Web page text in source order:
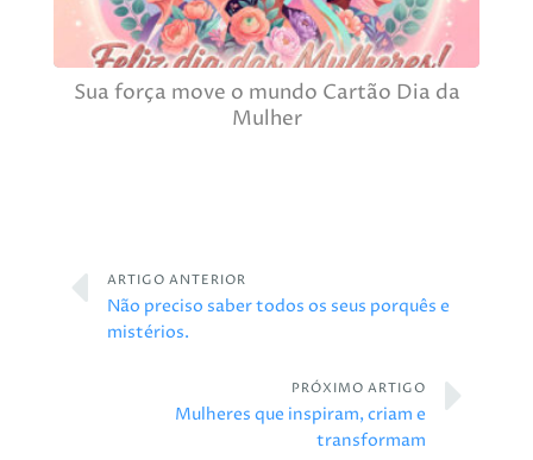
Sua força move o mundo Cartão Dia da
Mulher
ARTIGO ANTERIOR
Não preciso saber todos os seus porquês e
mistérios.
PRÓXIMO ARTIGO
Mulheres que inspiram, criam e
transformam